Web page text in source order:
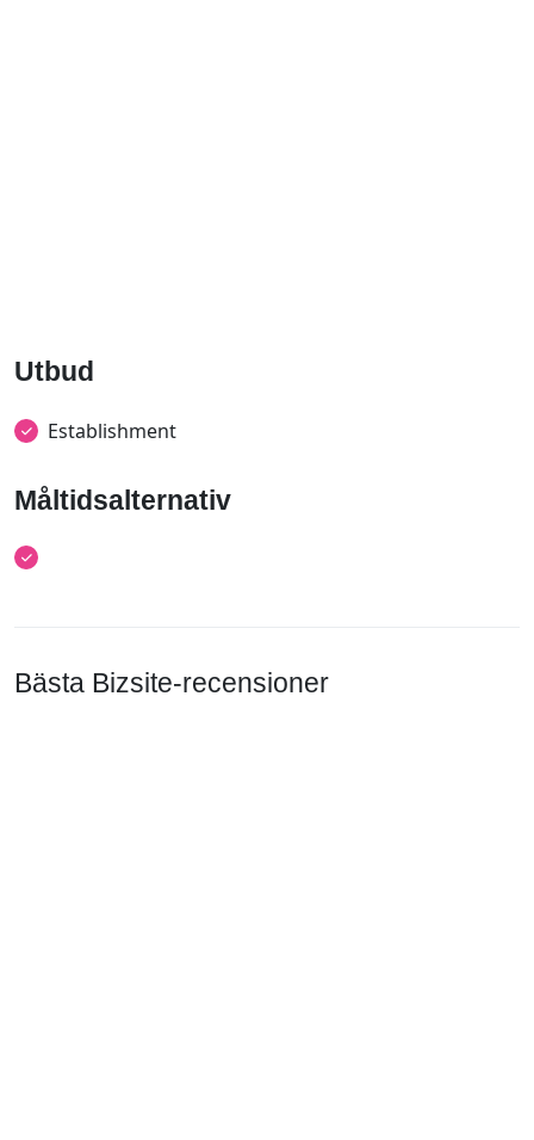
Utbud
Establishment
Måltidsalternativ
Bästa Bizsite-recensioner